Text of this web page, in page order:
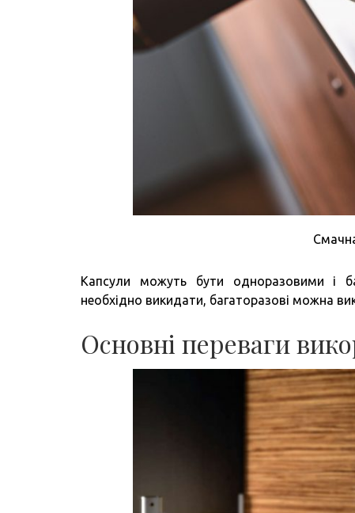
Капсули можуть бути одноразовими і
необхідно викидати, багаторазові можна
Основні переваги